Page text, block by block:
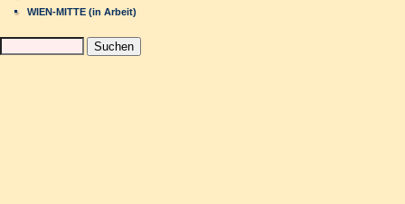
WIEN-MITTE (in Arbeit)